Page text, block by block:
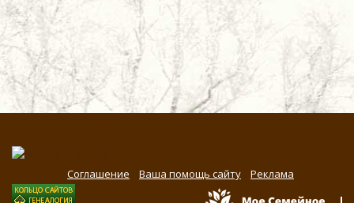
Соглашение Ваша помощь сайту Реклама